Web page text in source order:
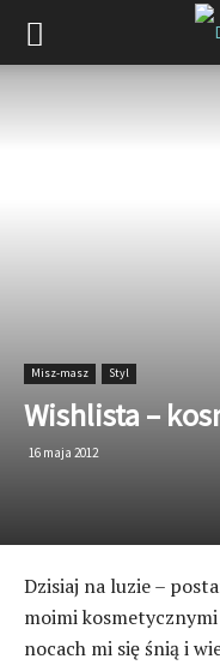
Misz-masz Styl
Wishlista –
16 maja 2012
Dzisiaj na luzie –
moimi
nocach mi się śnią i